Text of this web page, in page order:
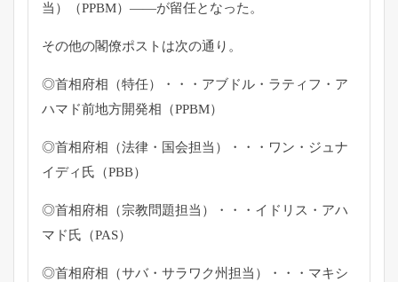
当）（PPBM）——が留任となった。
その他の閣僚ポストは次の通り。
◎首相府相（特任）・・・アブドル・ラティフ・ ア
ハマド前地方開発相（PPBM）
◎首相府相（法律・国会担当）・・・ワン・ジュナ
イディ氏（PBB）
◎首相府相（宗教問題担当）・・・イドリス・アハ
マド氏（PAS）
◎首相府相（サバ・サラワク州担当）・・・マキシ